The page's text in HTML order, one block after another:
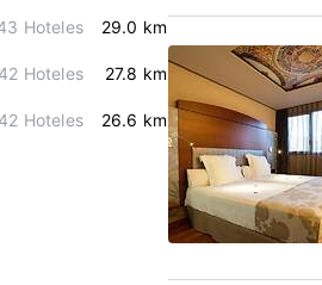
Hoteles 29.0 km
42 Hoteles 27.8 km
42 Hoteles 26.6 km